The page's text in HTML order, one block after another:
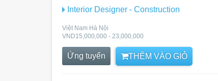
Interior Designer - Construction
Việt Nam Hà Nội
VND15,000,000 - 23,000,000
Ứng tuyển THÊM VÀO GIỎ